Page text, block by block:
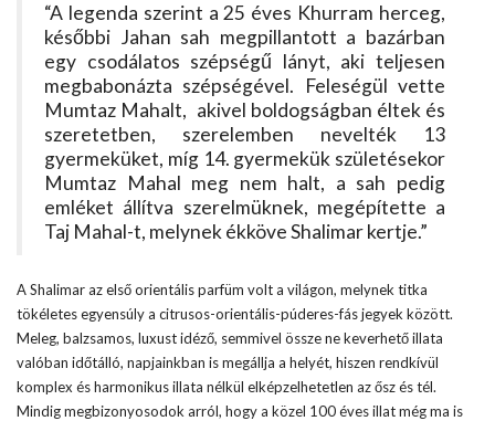
“A legenda szerint a 25 éves Khurram herceg,
későbbi Jahan sah megpillantott a bazárban
egy csodálatos szépségű lányt, aki teljesen
megbabonázta szépségével. Feleségül vette
Mumtaz Mahalt, akivel boldogságban éltek és
szeretetben, szerelemben nevelték 13
gyermeküket, míg 14. gyermekük születésekor
Mumtaz Mahal meg nem halt, a sah pedig
emléket állítva szerelmüknek, megépítette a
Taj Mahal-t, melynek ékköve Shalimar kertje.”
A Shalimar az első orientális parfüm volt a világon, melynek titka
tökéletes egyensúly a citrusos-orientális-púderes-fás jegyek között.
Meleg, balzsamos, luxust idéző, semmivel össze ne keverhető illata
valóban időtálló, napjainkban is megállja a helyét, hiszen rendkívül
komplex és harmonikus illata nélkül elképzelhetetlen az ősz és tél.
Mindig megbizonyosodok arról, hogy a közel 100 éves illat még ma is